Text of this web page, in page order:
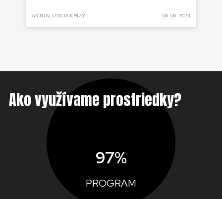
AKTUALIZÁCIA KRÍZY 06. 06. 2023
Ako využívame prostriedky?
97%
PROGRAM